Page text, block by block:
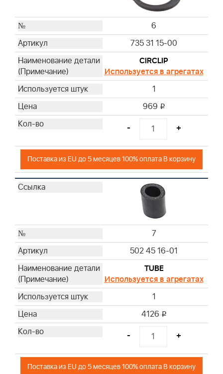
6
735 31 15-00
CIRCLIP
Используется в агрегатах
1
969 i
- +
Поставка из EU до 5 месяцев 100% оплата В корзину
7
502 45 16-01
TUBE
Используется в агрегатах
1
4126 i
- +
Поставка из EU до 5 месяцев 100% оплата В корзину